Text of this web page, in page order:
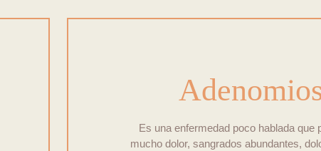
Es una enfermedad poco hablada que
mucho dolor, sangrados abundantes,